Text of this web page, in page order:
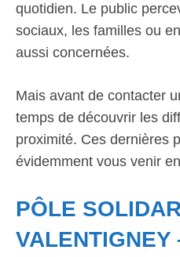
quotidien. Le public
sociaux, les familles ou
aussi concernées.
Mais avant de contacter
temps de découvrir les
proximité. Ces dernières
évidemment vous venir
PÔLE
VALENTIGNEY